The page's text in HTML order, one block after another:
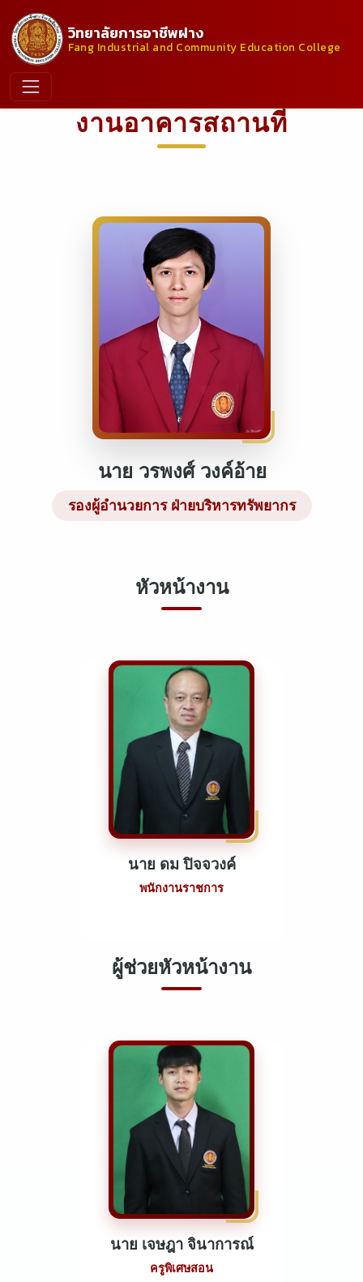
วิทยาลัยการอาชีพฝาง
Fang Industrial and Community Education College
งานอาคารสถานที่
นาย วรพงศ์ วงค์อ้าย
รองผู้อำนวยการ ฝ่ายบริหารทรัพยากร
หัวหน้างาน
นาย ดม ปิจจวงค์
พนักงานราชการ
ผู้ช่วยหัวหน้างาน
นาย เจษฎา จินาการณ์
ครูพิเศษสอน